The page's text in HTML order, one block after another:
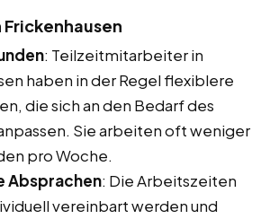
: Teilzeitmitarbeiter in
haben in der Regel flexiblere
die sich an den Bedarf des
Sie arbeiten oft weniger
pro Woche.
Absprachen: Die Arbeitszeiten
vereinbart werden und